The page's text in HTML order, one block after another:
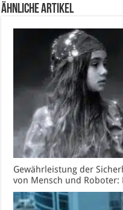
Ähnliche Artikel
Gewährleistung der
von Mensch und Roboter: